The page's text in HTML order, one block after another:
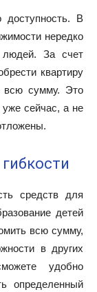
В
нередко
людей. За счет
квартиру
всю сумму. Это
сейчас, а не
средств для
детей
всю сумму,
в других
удобно
определенный